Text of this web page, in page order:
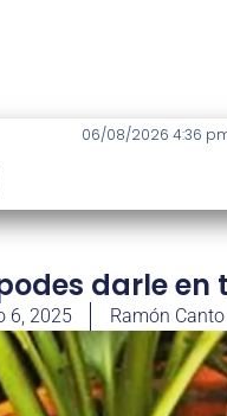
06/08/2026 4:36
darle
6, 2025 Ramón Canto